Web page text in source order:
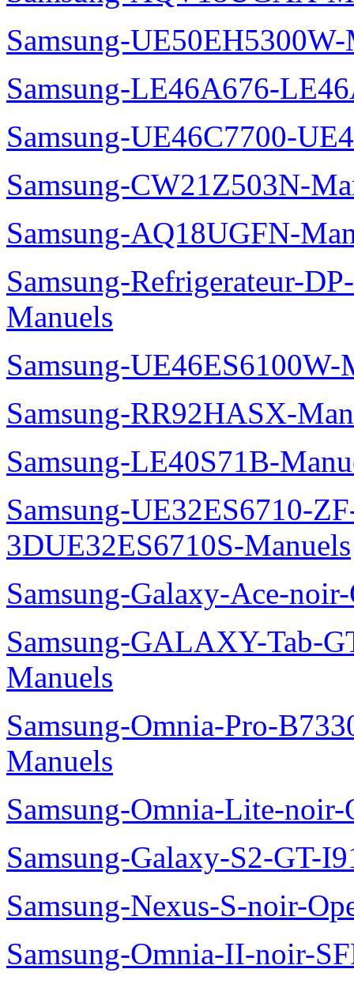
Samsung-UE50EH5300W-
Samsung-LE46A676-
Samsung-UE46C7700-
Samsung-CW21Z503N-
Samsung-AQ18UGFN-
Samsung-Refrigerateur-
Manuels
Samsung-UE46ES6100W-
Samsung-RR92HASX-
Samsung-LE40S71B-
Samsung-UE32ES6710-
3DUE32ES6710S-Manuels
Samsung-Galaxy-Ace-
Samsung-GALAXY-Tab-
Manuels
Samsung-Omnia-Pro-
Manuels
Samsung-Omnia-Lite-
Samsung-Galaxy-S2-GT-
Samsung-Nexus-S-noir-
Samsung-Omnia-II-noir-